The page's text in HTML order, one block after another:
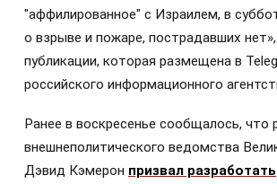
"аффилированное" с Израилем, в
о взрыве и пожаре, пострадавших
публикации, которая размещена в
российского информационного
Ранее в воскресенье сообщалось, что
внешнеполитического ведомства
Дэвид Кэмерон призвал разработать